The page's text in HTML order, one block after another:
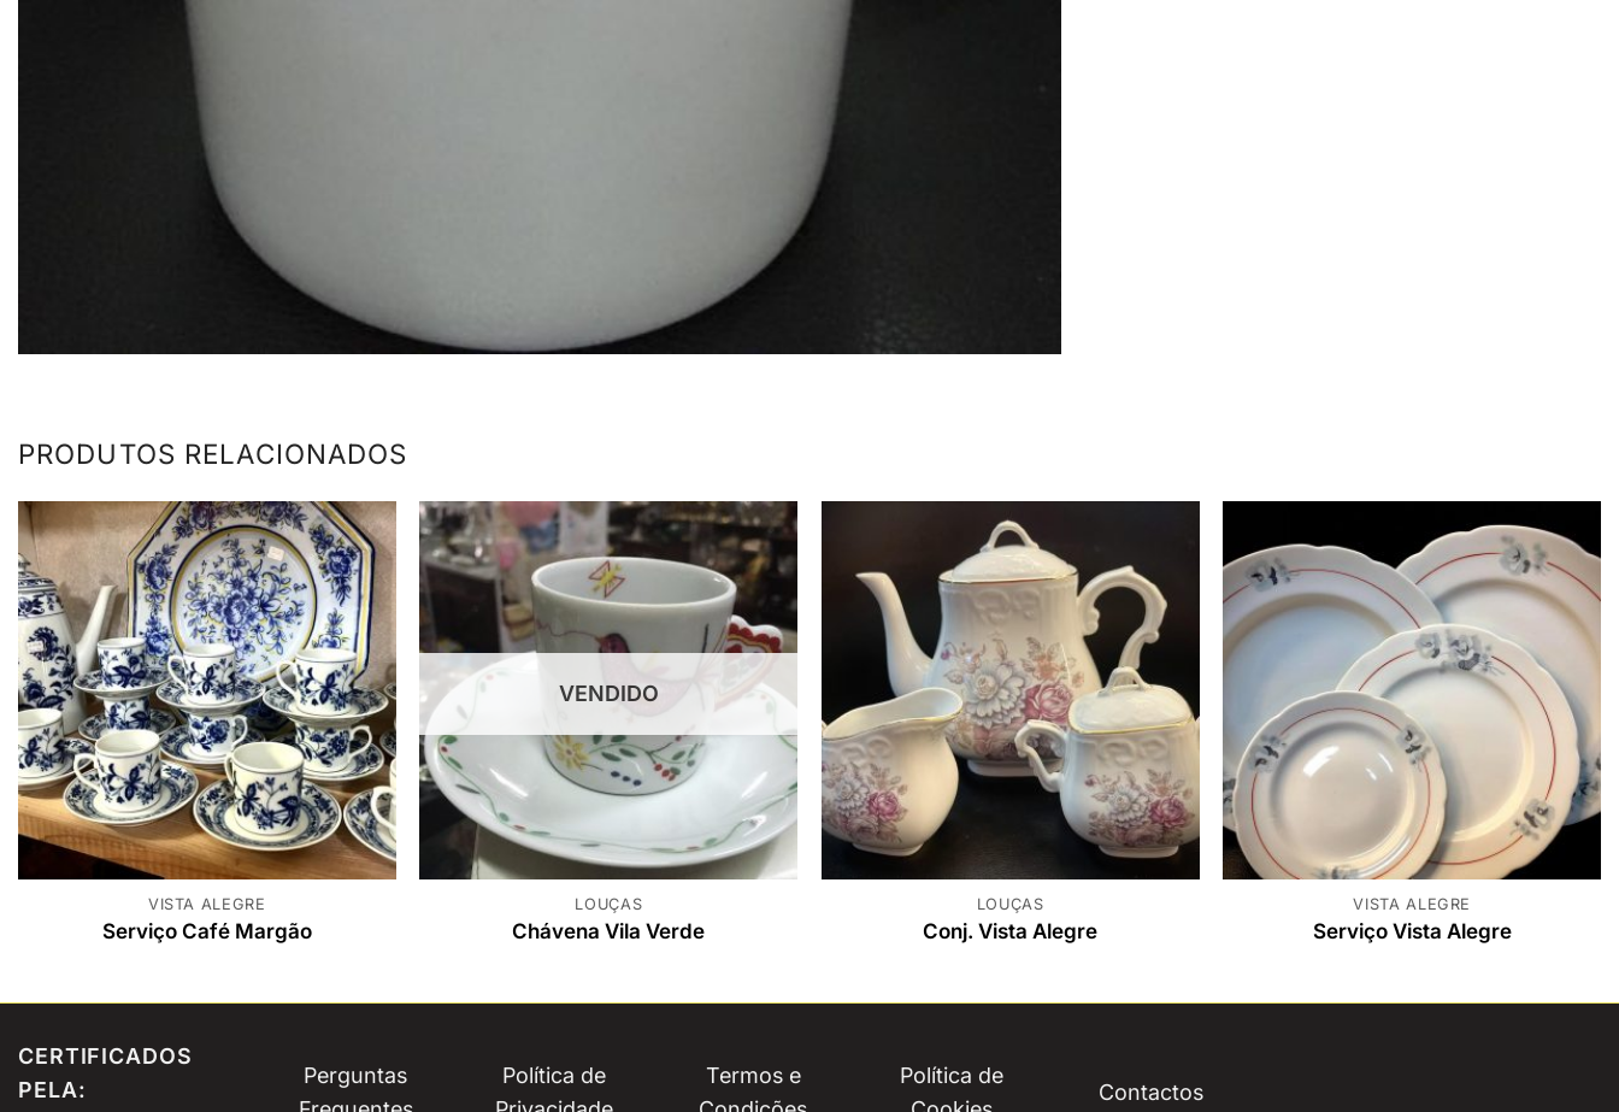
PRODUTOS RELACIONADOS
VISTA ALEGRE
Serviço Café Margão
VENDIDO
LOUÇAS
Chávena Vila Verde
LOUÇAS
Conj. Vista Alegre
VISTA ALEGRE
Serviço Vista Alegre
CERTIFICADOS
PELA:
Perguntas
Política de
Termos e
Política de
Contactos